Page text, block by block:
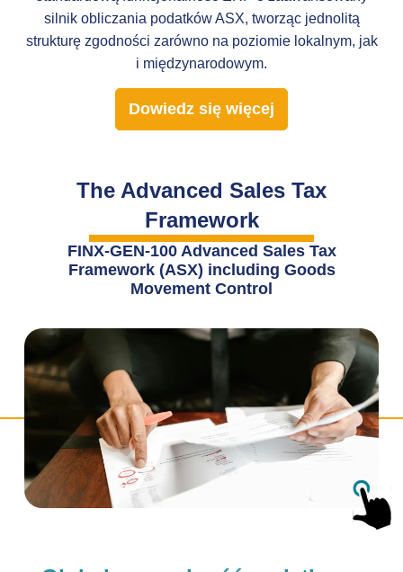
silnik obliczania podatków ASX, tworząc jednolitą
strukturę zgodności zarówno na poziomie lokalnym, jak
i międzynarodowym.
Dowiedz się więcej
The Advanced Sales Tax
Framework
FINX-GEN-100 Advanced Sales Tax
Framework (ASX) including Goods
Movement Control